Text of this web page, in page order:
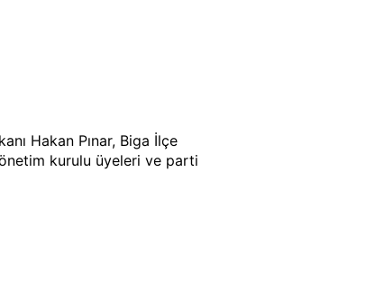
Hakan Pınar, Biga İlçe
kurulu üyeleri ve parti